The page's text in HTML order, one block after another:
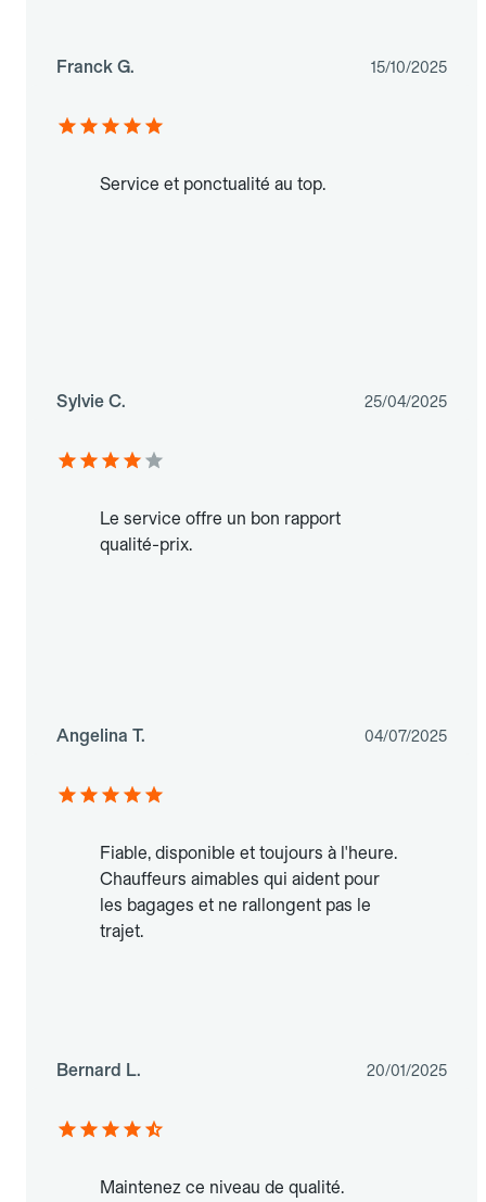
Franck G. 15/10/2025
Service et ponctualité au top.
Sylvie C. 25/04/2025
Le service offre un bon rapport
qualité-prix.
Angelina T. 04/07/2025
Fiable, disponible et toujours à l'heure.
Chauffeurs aimables qui aident pour
les bagages et ne rallongent pas le
trajet.
Bernard L. 20/01/2025
Maintenez ce niveau de qualité.